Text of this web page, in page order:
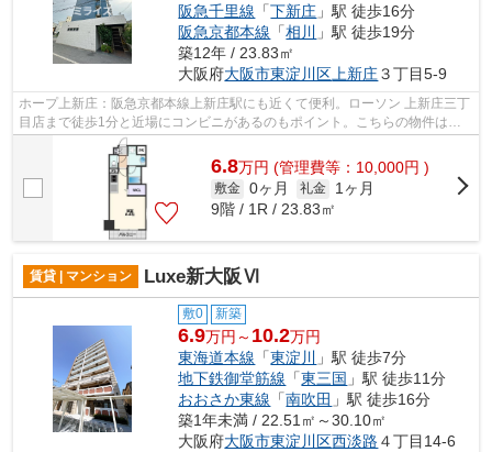
阪急千里線 「下新庄 」駅 徒歩16分
阪急京都本線 「相川
」駅 徒歩19分
築12年 / 23.83㎡
大阪府大阪市東淀川区 上新庄３丁目5-9
ホープ上新庄：阪急京都本線上新庄駅にも近くて便利。ローソン 上新庄三丁
目店まで徒歩1分と近場にコンビニがあるのもポイント。こちらの物件はエ
レベーター付きです。自分好みの外観...
6.8万円 (管理費等：10,000円 )
敷金 0ヶ月 礼金
1ヶ月
9階 / 1R / 23.83㎡
賃貸 | マンション Luxe新大阪Ⅵ
敷0 新築
6.9万円～ 10.2万円
東海道本線 「東淀川
」駅 徒歩7分
地下鉄御堂筋線 「東三国 」駅 徒歩11分
おおさか東線 「南吹田 」駅 徒歩16分
築1年未満 / 22.51㎡～30.10㎡
大阪府大阪市東淀川区西淡路 ４丁目14-6